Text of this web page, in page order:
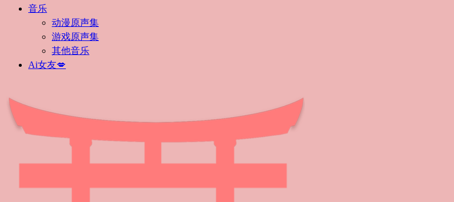
音乐
动漫原声集
游戏原声集
其他音乐
Ai女友💋